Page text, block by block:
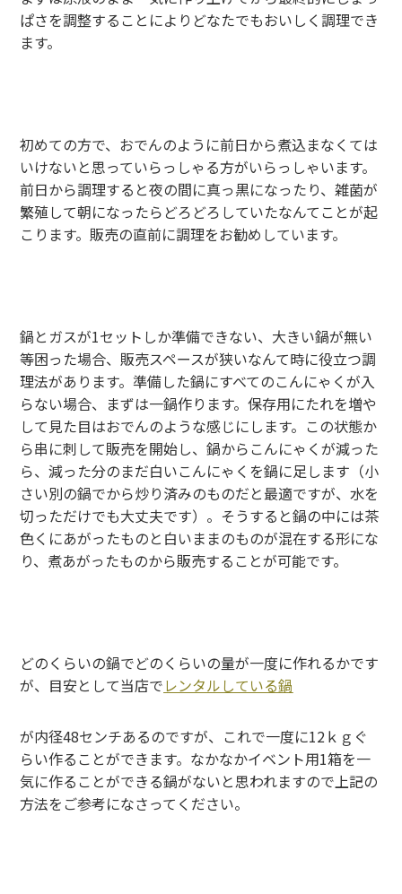
ぱさを調整することによりどなたでもおいしく調理でき
ます。
初めての方で、おでんのように前日から煮込まなくては
いけないと思っていらっしゃる方がいらっしゃいます。
前日から調理すると夜の間に真っ黒になったり、雑菌が
繁殖して朝になったらどろどろしていたなんてことが起
こります。販売の直前に調理をお勧めしています。
鍋とガスが1セットしか準備できない、大きい鍋が無い
等困った場合、販売スペースが狭いなんて時に役立つ調
理法があります。準備した鍋にすべてのこんにゃくが入
らない場合、まずは一鍋作ります。保存用にたれを増や
して見た目はおでんのような感じにします。この状態か
ら串に刺して販売を開始し、鍋からこんにゃくが減った
ら、減った分のまだ白いこんにゃくを鍋に足します（小
さい別の鍋でから炒り済みのものだと最適ですが、水を
切っただけでも大丈夫です）。そうすると鍋の中には茶
色くにあがったものと白いままのものが混在する形にな
り、煮あがったものから販売することが可能です。
どのくらいの鍋でどのくらいの量が一度に作れるかです
が、目安として当店でレンタルしている鍋
が内径48センチあるのですが、これで一度に12ｋｇぐ
らい作ることができます。なかなかイベント用1箱を一
気に作ることができる鍋がないと思われますので上記の
方法をご参考になさってください。